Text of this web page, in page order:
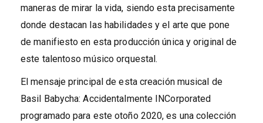
maneras de mirar la vida, siendo esta precisamente
donde destacan las habilidades y el arte que pone
de manifiesto en esta producción única y original de
este talentoso músico orquestal.
El mensaje principal de esta creación musical de
Basil Babycha: Accidentalmente INCorporated
programado para este otoño 2020, es una colección